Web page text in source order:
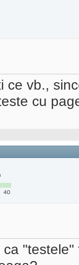
ce vb.,
cu
40